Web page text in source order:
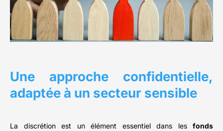
Une approche confidentielle,
adaptée à un secteur sensible
La discrétion est un élément essentiel dans les fonds